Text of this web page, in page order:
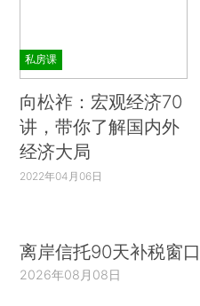
私房课
向松祚：宏观经济70
讲，带你了解国内外
经济大局
2022年04月06日
离岸信托90天补税窗
2026年08月08日